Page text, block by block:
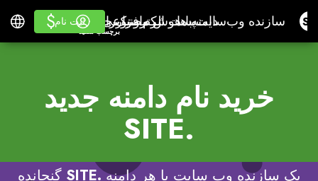
سازنده وب‌سایت با هوش مصنوعی
سازنده وب‌سایت با هوش مصنوعی
دامنه ها
دامنه هاپست الکترونیک
پست الکترونیک
نرم‌افزار حسابداری
نرم‌افزار حسابداری
برای
برای فروشندگان
برچسب سفید
فرا گرفتن
فرا گرفتن
ثبت نام
ثبت نام
ورود $
$
خرید نام دامنه جدید
.SITE
یک سازنده وب سایت با هر دامنه.SITE
گنجانده